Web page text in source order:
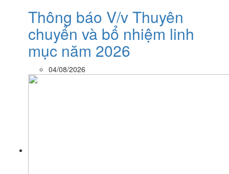
Thông báo V/v Thuyên
chuyển và bổ nhiệm linh
mục năm 2026
04/08/2026